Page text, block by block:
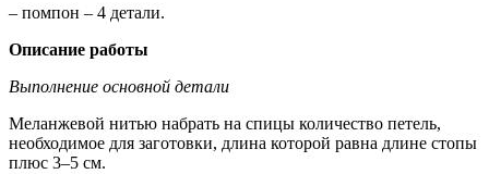
– помпон – 4 детали.
Описание работы
Выполнение основной детали
Меланжевой нитью набрать на спицы количество петель,
необходимое для заготовки, длина которой равна длине стопы
плюс 3–5 см.